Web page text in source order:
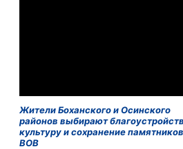
Жители Боханского и Осинского
районов выбирают
культуру и сохранение памятников
ВОВ